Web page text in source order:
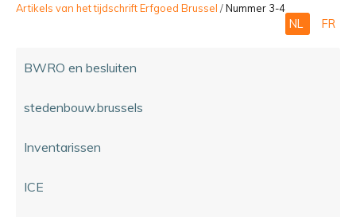
BELEVEN
Artikels van het tijdschrift Erfgoed Brussel /Nummer 3-4
NL FR
BWRO en besluiten
stedenbouw.brussels
Inventarissen
ICE